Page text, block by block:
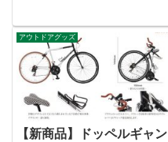
売。
アウトドアグッズ
【新商品】ドッペルギャン